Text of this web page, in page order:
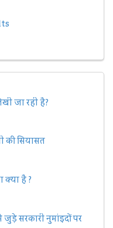
जा रही है?
की सियासत
क्या है ?
जुड़े सरकारी नुमांइदों पर